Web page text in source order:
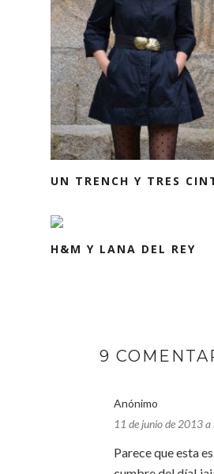
UN TRENCH Y TRES
H&M Y LANA DEL REY
9
Anónimo
11 de junio de 2013
Parece que esta